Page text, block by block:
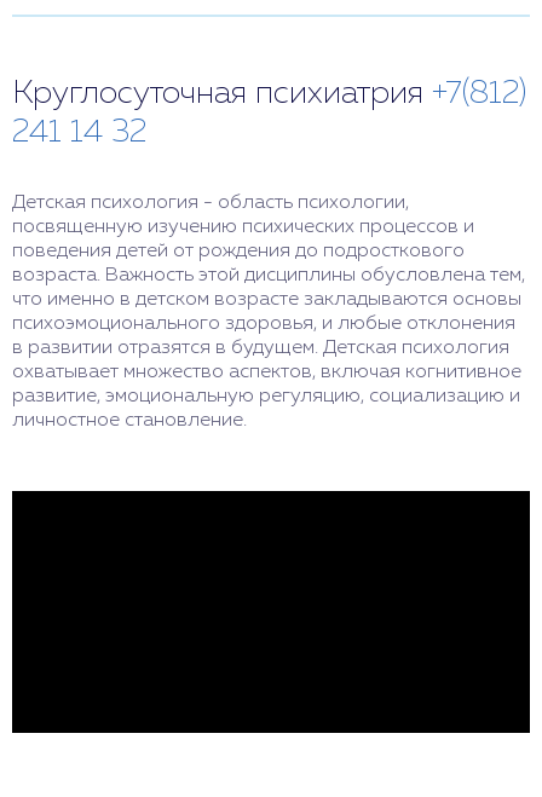
Круглосуточная психиатрия +7(812)
241 14 32
Детская психология - область психологии,
посвященную изучению психических процессов и
поведения детей от рождения до подросткового
возраста. Важность этой дисциплины обусловлена тем,
что именно в детском возрасте закладываются основы
психоэмоционального здоровья, и любые отклонения
в развитии отразятся в будущем. Детская психология
охватывает множество аспектов, включая когнитивное
развитие, эмоциональную регуляцию, социализацию и
личностное становление.